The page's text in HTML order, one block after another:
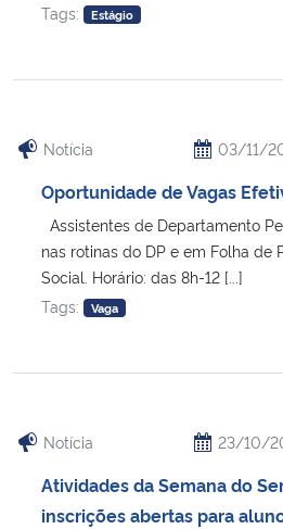
Tags:
Estágio
Notícia 03/11/
Oportunidade de Vagas
Assistentes de Departamento
nas rotinas do DP e em Folha de
Social. Horário: das 8h-12 [...]
Tags:
Vaga
Notícia 23/10/
Atividades da Semana do
inscrições abertas para